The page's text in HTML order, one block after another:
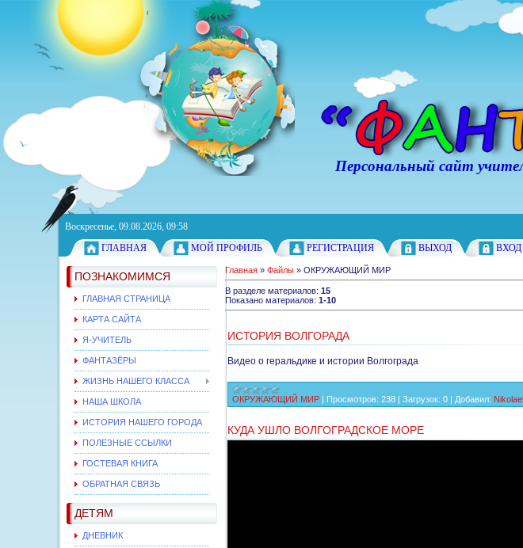
Персональный сайт учителя
Воскресенье, 09.08.2026, 09:58
ГЛАВНАЯ
МОЙ ПРОФИЛЬ РЕГИСТРАЦИЯ ВЫХОД ВХОД
ПОЗНАКОМИМСЯ
ГЛАВНАЯ СТРАНИЦА
КАРТА САЙТА
Я-УЧИТЕЛЬ
ФАНТАЗЁРЫ
ЖИЗНЬ НАШЕГО КЛАССА
НАША ШКОЛА
ИСТОРИЯ НАШЕГО ГОРОДА
ПОЛЕЗНЫЕ ССЫЛКИ
ГОСТЕВАЯ КНИГА
ОБРАТНАЯ СВЯЗЬ
ДЕТЯМ
ДНЕВНИК
Главная » Файлы » ОКРУЖАЮЩИЙ МИР
В разделе материалов: 15
Показано материалов: 1-10
ИСТОРИЯ ВОЛГОРАДА
Видео о геральдике и истории Волгограда
ОКРУЖАЮЩИЙ МИР | Просмотров: 238 | Загрузок: 0 | Добавил:
КУДА УШЛО ВОЛГОГРАДСКОЕ МОРЕ